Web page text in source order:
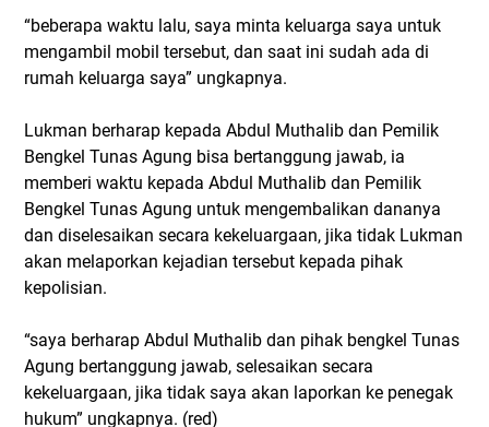
“beberapa waktu lalu, saya minta keluarga saya untuk
mengambil mobil tersebut, dan saat ini sudah ada di
rumah keluarga saya” ungkapnya.
Lukman berharap kepada Abdul Muthalib dan Pemilik
Bengkel Tunas Agung bisa bertanggung jawab, ia
memberi waktu kepada Abdul Muthalib dan Pemilik
Bengkel Tunas Agung untuk mengembalikan dananya
dan diselesaikan secara kekeluargaan, jika tidak Lukman
akan melaporkan kejadian tersebut kepada pihak
kepolisian.
“saya berharap Abdul Muthalib dan pihak bengkel Tunas
Agung bertanggung jawab, selesaikan secara
kekeluargaan, jika tidak saya akan laporkan ke penegak
hukum” ungkapnya. (red)